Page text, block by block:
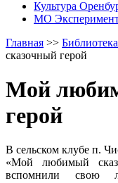
Культура
МО
Главная >>
сказочный герой
Мой
герой
В сельском клубе п.
«Мой любимый
вспомнили свою